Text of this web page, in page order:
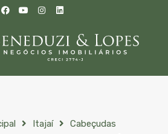
Itajaí Cabeçudas